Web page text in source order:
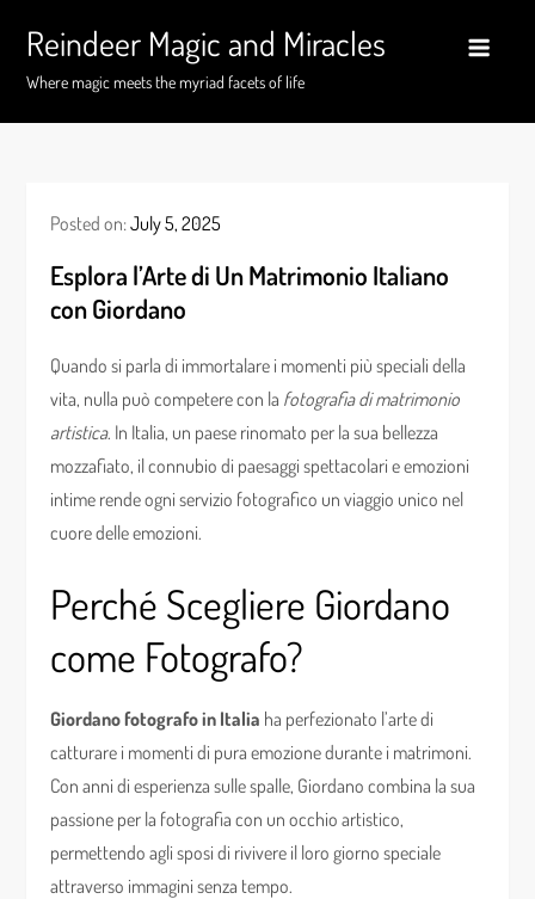
content
Reindeer Magic and Miracles
Where magic meets the myriad facets of life
Posted on:July 5, 2025
Esplora l’Arte di Un Matrimonio Italiano
con Giordano
Quando si parla di immortalare i momenti più speciali della
vita, nulla può competere con la fotografia di matrimonio
artistica. In Italia, un paese rinomato per la sua bellezza
mozzafiato, il connubio di paesaggi spettacolari e emozioni
intime rende ogni servizio fotografico un viaggio unico nel
cuore delle emozioni.
Perché Scegliere Giordano
come Fotografo?
Giordano fotografo in Italia ha perfezionato l’arte di
catturare i momenti di pura emozione durante i matrimoni.
Con anni di esperienza sulle spalle, Giordano combina la sua
passione per la fotografia con un occhio artistico,
permettendo agli sposi di rivivere il loro giorno speciale
attraverso immagini senza tempo.